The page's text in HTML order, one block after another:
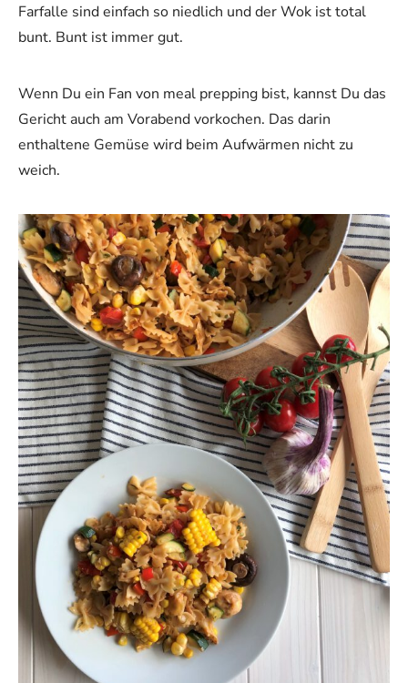
Farfalle sind einfach so niedlich und der Wok ist total
bunt. Bunt ist immer gut.
Wenn Du ein Fan von meal prepping bist, kannst Du das
Gericht auch am Vorabend vorkochen. Das darin
enthaltene Gemüse wird beim Aufwärmen nicht zu
weich.